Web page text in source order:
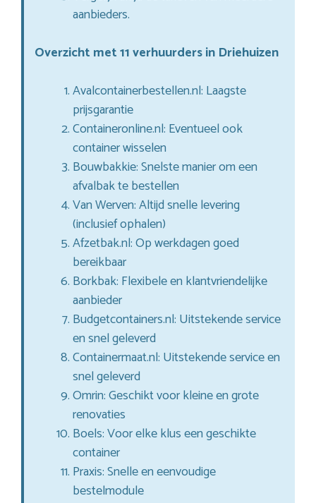
aanbieders.
Overzicht met 11 verhuurders in Driehuizen
Avalcontainerbestellen.nl: Laagste
prijsgarantie
Containeronline.nl: Eventueel ook
container wisselen
Bouwbakkie: Snelste manier om een
afvalbak te bestellen
Van Werven: Altijd snelle levering
(inclusief ophalen)
Afzetbak.nl: Op werkdagen goed
bereikbaar
Borkbak: Flexibele en klantvriendelijke
aanbieder
Budgetcontainers.nl: Uitstekende service
en snel geleverd
Containermaat.nl: Uitstekende service en
snel geleverd
Omrin: Geschikt voor kleine en grote
renovaties
Boels: Voor elke klus een geschikte
container
Praxis: Snelle en eenvoudige
bestelmodule